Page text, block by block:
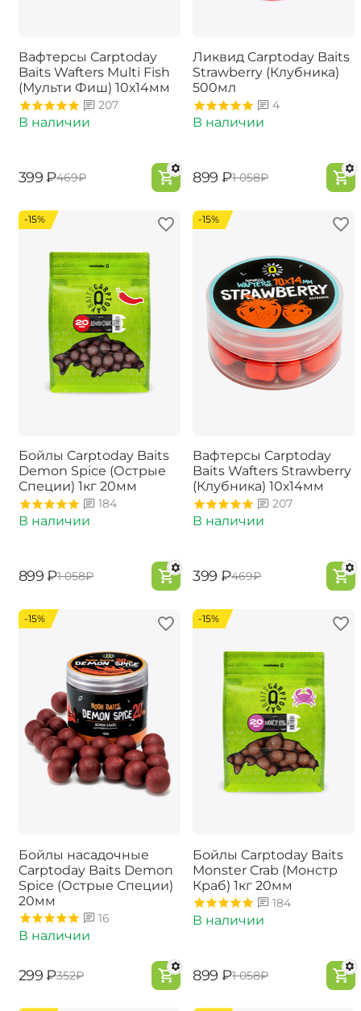
Вафтерсы Carptoday
Baits Wafters Multi Fish
(Мульти Фиш) 10х14мм
207
В наличии
‍399‍ ₽‍469‍₽
Ликвид Carptoday Baits
Strawberry (Клубника)
500мл
4
В наличии
‍899‍ ₽‍1 058‍₽
-15%
Бойлы Carptoday Baits
Demon Spice (Острые
Специи) 1кг 20мм
184
В наличии
‍899‍ ₽‍1 058‍₽
-15%
Вафтерсы Carptoday
Baits Wafters Strawberry
(Клубника) 10х14мм
207
В наличии
‍399‍ ₽‍469‍₽
-15%
Бойлы насадочные
Carptoday Baits Demon
Spice (Острые Специи)
20мм
16
В наличии
‍299‍ ₽‍352‍₽
-15%
Бойлы Carptoday Baits
Monster Crab (Монстр
Краб) 1кг 20мм
184
В наличии
‍899‍ ₽‍1 058‍₽